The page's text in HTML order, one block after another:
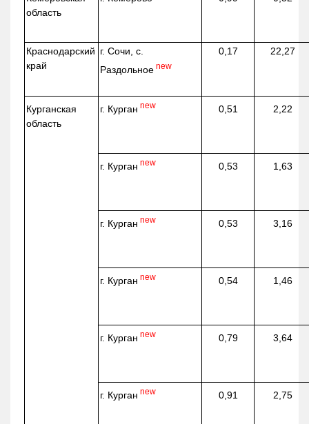
область
Краснодарский
край
г. Сочи, с.
Раздольное new
0,17 22,27
Курганская
область
г. Курган new 0,51 2,22
г. Курган new 0,53 1,63
г. Курган new 0,53 3,16
г. Курган new 0,54 1,46
г. Курган new 0,79 3,64
г. Курган new 0,91 2,75